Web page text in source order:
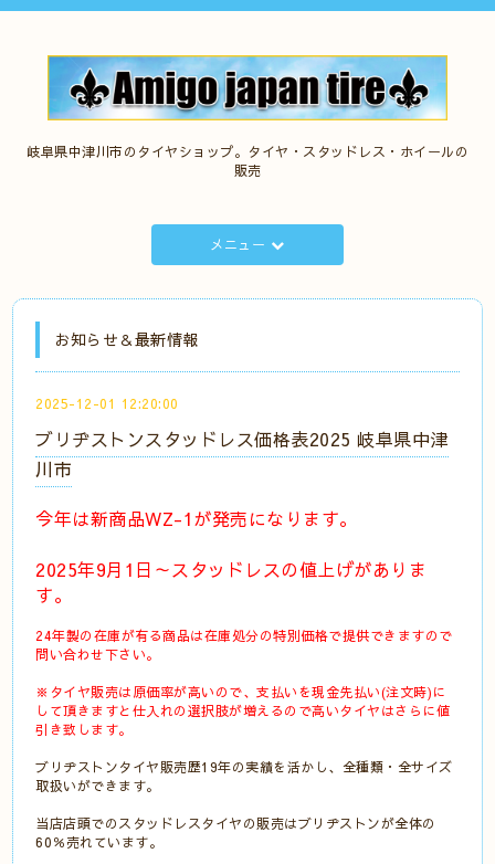
岐阜県中津川市のタイヤショップ。タイヤ・スタッドレス・ホイールの
販売
メニュー
お知らせ＆最新情報
2025-12-01 12:20:00
ブリヂストンスタッドレス価格表2025 岐阜県中津
川市
今年は新商品WZ-1が発売になります。
2025年9月1日～スタッドレスの値上げがありま
す。
24年製の在庫が有る商品は在庫処分の特別価格で提供できますので
問い合わせ下さい。
※タイヤ販売は原価率が高いので、支払いを現金先払い(注文時)に
して頂きますと仕入れの選択肢が増えるので高いタイヤはさらに値
引き致します。
ブリヂストンタイヤ販売歴19年の実績を活かし、全種類・全サイズ
取扱いができます。
当店店頭でのスタッドレスタイヤの販売はブリヂストンが全体の
60％売れています。